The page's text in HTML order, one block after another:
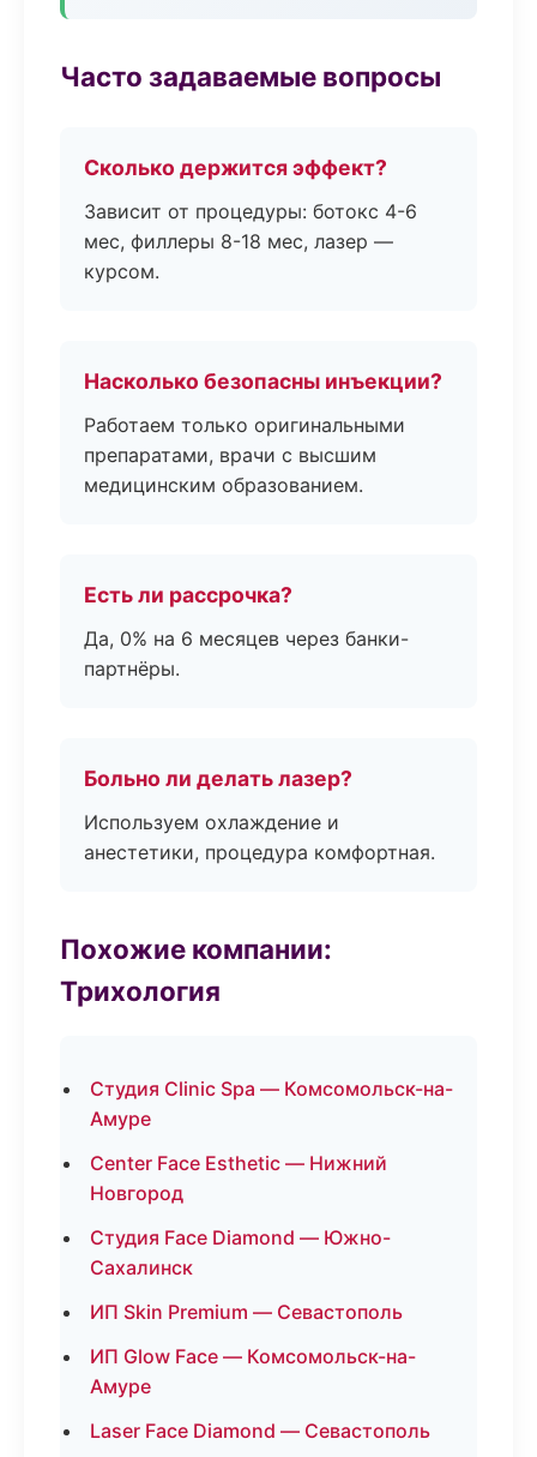
Часто задаваемые вопросы
Сколько держится эффект?
Зависит от процедуры: ботокс 4-6
мес, филлеры 8-18 мес, лазер —
курсом.
Насколько безопасны инъекции?
Работаем только оригинальными
препаратами, врачи с высшим
медицинским образованием.
Есть ли рассрочка?
Да, 0% на 6 месяцев через банки-
партнёры.
Больно ли делать лазер?
Используем охлаждение и
анестетики, процедура комфортная.
Похожие компании:
Трихология
Студия Clinic Spa — Комсомольск-на-
Амуре
Center Face Esthetic — Нижний
Новгород
Студия Face Diamond — Южно-
Сахалинск
ИП Skin Premium — Севастополь
ИП Glow Face — Комсомольск-на-
Амуре
Laser Face Diamond — Севастополь